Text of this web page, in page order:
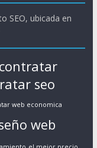
SEO, ubicada en
contratar
seo
web economica
web